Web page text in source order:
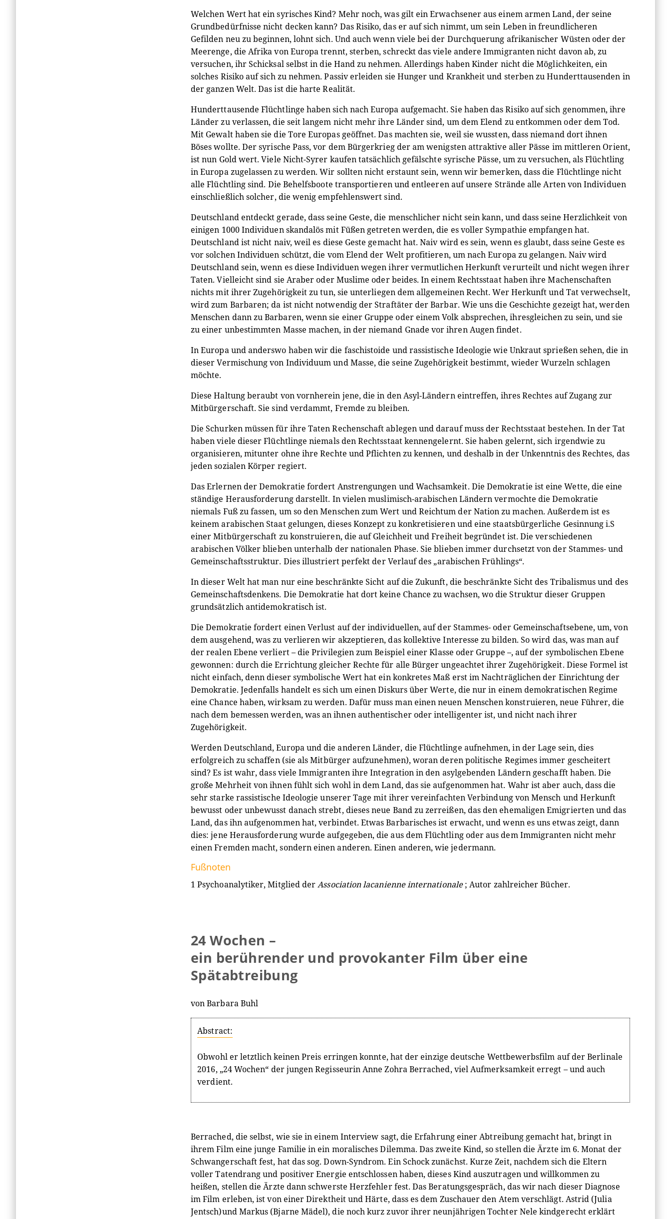
Welchen Wert hat ein syrisches Kind? Mehr noch, was gilt ein Erwachsener aus einem armen Land, der seine
Grundbedürfnisse nicht decken kann? Das Risiko, das er auf sich nimmt, um sein Leben in freundlicheren
Gefilden neu zu beginnen, lohnt sich. Und auch wenn viele bei der Durchquerung afrikanischer Wüsten oder der
Meerenge, die Afrika von Europa trennt, sterben, schreckt das viele andere Immigranten nicht davon ab, zu
versuchen, ihr Schicksal selbst in die Hand zu nehmen. Allerdings haben Kinder nicht die Möglichkeiten, ein
solches Risiko auf sich zu nehmen. Passiv erleiden sie Hunger und Krankheit und sterben zu Hunderttausenden in
der ganzen Welt. Das ist die harte Realität.
Hunderttausende Flüchtlinge haben sich nach Europa aufgemacht. Sie haben das Risiko auf sich genommen, ihre
Länder zu verlassen, die seit langem nicht mehr ihre Länder sind, um dem Elend zu entkommen oder dem Tod.
Mit Gewalt haben sie die Tore Europas geöffnet. Das machten sie, weil sie wussten, dass niemand dort ihnen
Böses wollte. Der syrische Pass, vor dem Bürgerkrieg der am wenigsten attraktive aller Pässe im mittleren Orient,
ist nun Gold wert. Viele Nicht-Syrer kaufen tatsächlich gefälschte syrische Pässe, um zu versuchen, als Flüchtling
in Europa zugelassen zu werden. Wir sollten nicht erstaunt sein, wenn wir bemerken, dass die Flüchtlinge nicht
alle Flüchtling sind. Die Behelfsboote transportieren und entleeren auf unsere Strände alle Arten von Individuen
einschließlich solcher, die wenig empfehlenswert sind.
Deutschland entdeckt gerade, dass seine Geste, die menschlicher nicht sein kann, und dass seine Herzlichkeit von
einigen 1000 Individuen skandalös mit Füßen getreten werden, die es voller Sympathie empfangen hat.
Deutschland ist nicht naiv, weil es diese Geste gemacht hat. Naiv wird es sein, wenn es glaubt, dass seine Geste es
vor solchen Individuen schützt, die vom Elend der Welt profitieren, um nach Europa zu gelangen. Naiv wird
Deutschland sein, wenn es diese Individuen wegen ihrer vermutlichen Herkunft verurteilt und nicht wegen ihrer
Taten. Vielleicht sind sie Araber oder Muslime oder beides. In einem Rechtsstaat haben ihre Machenschaften
nichts mit ihrer Zugehörigkeit zu tun, sie unterliegen dem allgemeinen Recht. Wer Herkunft und Tat verwechselt,
wird zum Barbaren; da ist nicht notwendig der Straftäter der Barbar. Wie uns die Geschichte gezeigt hat, werden
Menschen dann zu Barbaren, wenn sie einer Gruppe oder einem Volk absprechen, ihresgleichen zu sein, und sie
zu einer unbestimmten Masse machen, in der niemand Gnade vor ihren Augen findet.
In Europa und anderswo haben wir die faschistoide und rassistische Ideologie wie Unkraut sprießen sehen, die in
dieser Vermischung von Individuum und Masse, die seine Zugehörigkeit bestimmt, wieder Wurzeln schlagen
möchte.
Diese Haltung beraubt von vornherein jene, die in den Asyl-Ländern eintreffen, ihres Rechtes auf Zugang zur
Mitbürgerschaft. Sie sind verdammt, Fremde zu bleiben.
Die Schurken müssen für ihre Taten Rechenschaft ablegen und darauf muss der Rechtsstaat bestehen. In der Tat
haben viele dieser Flüchtlinge niemals den Rechtsstaat kennengelernt. Sie haben gelernt, sich irgendwie zu
organisieren, mitunter ohne ihre Rechte und Pflichten zu kennen, und deshalb in der Unkenntnis des Rechtes, das
jeden sozialen Körper regiert.
Das Erlernen der Demokratie fordert Anstrengungen und Wachsamkeit. Die Demokratie ist eine Wette, die eine
ständige Herausforderung darstellt. In vielen muslimisch-arabischen Ländern vermochte die Demokratie
niemals Fuß zu fassen, um so den Menschen zum Wert und Reichtum der Nation zu machen. Außerdem ist es
keinem arabischen Staat gelungen, dieses Konzept zu konkretisieren und eine staatsbürgerliche Gesinnung i.S
einer Mitbürgerschaft zu konstruieren, die auf Gleichheit und Freiheit begründet ist. Die verschiedenen
arabischen Völker blieben unterhalb der nationalen Phase. Sie blieben immer durchsetzt von der Stammes- und
Gemeinschaftsstruktur. Dies illustriert perfekt der Verlauf des „arabischen Frühlings“.
In dieser Welt hat man nur eine beschränkte Sicht auf die Zukunft, die beschränkte Sicht des Tribalismus und des
Gemeinschaftsdenkens. Die Demokratie hat dort keine Chance zu wachsen, wo die Struktur dieser Gruppen
grundsätzlich antidemokratisch ist.
Die Demokratie fordert einen Verlust auf der individuellen, auf der Stammes- oder Gemeinschaftsebene, um, von
dem ausgehend, was zu verlieren wir akzeptieren, das kollektive Interesse zu bilden. So wird das, was man auf
der realen Ebene verliert – die Privilegien zum Beispiel einer Klasse oder Gruppe –, auf der symbolischen Ebene
gewonnen: durch die Errichtung gleicher Rechte für alle Bürger ungeachtet ihrer Zugehörigkeit. Diese Formel ist
nicht einfach, denn dieser symbolische Wert hat ein konkretes Maß erst im Nachträglichen der Einrichtung der
Demokratie. Jedenfalls handelt es sich um einen Diskurs über Werte, die nur in einem demokratischen Regime
eine Chance haben, wirksam zu werden. Dafür muss man einen neuen Menschen konstruieren, neue Führer, die
nach dem bemessen werden, was an ihnen authentischer oder intelligenter ist, und nicht nach ihrer
Zugehörigkeit.
Werden Deutschland, Europa und die anderen Länder, die Flüchtlinge aufnehmen, in der Lage sein, dies
erfolgreich zu schaffen (sie als Mitbürger aufzunehmen), woran deren politische Regimes immer gescheitert
sind? Es ist wahr, dass viele Immigranten ihre Integration in den asylgebenden Ländern geschafft haben. Die
große Mehrheit von ihnen fühlt sich wohl in dem Land, das sie aufgenommen hat. Wahr ist aber auch, dass die
sehr starke rassistische Ideologie unserer Tage mit ihrer vereinfachten Verbindung von Mensch und Herkunft
bewusst oder unbewusst danach strebt, dieses neue Band zu zerreißen, das den ehemaligen Emigrierten und das
Land, das ihn aufgenommen hat, verbindet. Etwas Barbarisches ist erwacht, und wenn es uns etwas zeigt, dann
dies: jene Herausforderung wurde aufgegeben, die aus dem Flüchtling oder aus dem Immigranten nicht mehr
einen Fremden macht, sondern einen anderen. Einen anderen, wie jedermann.
Fußnoten
1 Psychoanalytiker, Mitglied derAssociation lacanienne internationale; Autor zahlreicher Bücher.
24 Wochen –
ein berührender und provokanter Film über eine
Spätabtreibung
von Barbara Buhl
Abstract:
Obwohl er letztlich keinen Preis erringen konnte, hat der einzige deutsche Wettbewerbsfilm auf der Berlinale
2016, „24 Wochen“ der jungen Regisseurin Anne Zohra Berrached, viel Aufmerksamkeit erregt – und auch
verdient.
Berrached, die selbst, wie sie in einem Interview sagt, die Erfahrung einer Abtreibung gemacht hat, bringt in
ihrem Film eine junge Familie in ein moralisches Dilemma. Das zweite Kind, so stellen die Ärzte im 6. Monat der
Schwangerschaft fest, hat das sog. Down-Syndrom. Ein Schock zunächst. Kurze Zeit, nachdem sich die Eltern
voller Tatendrang und positiver Energie entschlossen haben, dieses Kind auszutragen und willkommen zu
heißen, stellen die Ärzte dann schwerste Herzfehler fest. Das Beratungsgespräch, das wir nach dieser Diagnose
im Film erleben, ist von einer Direktheit und Härte, dass es dem Zuschauer den Atem verschlägt. Astrid (Julia
Jentsch)und Markus (Bjarne Mädel), die noch kurz zuvor ihrer neunjährigen Tochter Nele kindgerecht erklärt